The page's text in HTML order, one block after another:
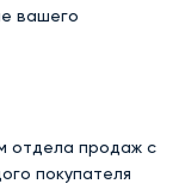
вашего
отдела продаж с
покупателя